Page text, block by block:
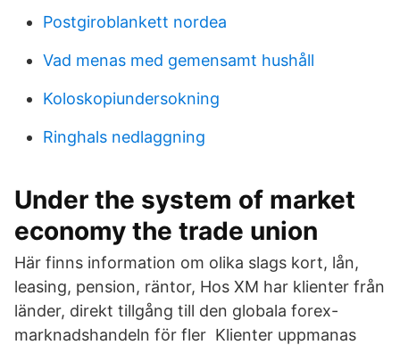
Postgiroblankett nordea
Vad menas med gemensamt hushåll
Koloskopiundersokning
Ringhals nedlaggning
Under the system of market
economy the trade union
Här finns information om olika slags kort, lån,
leasing, pension, räntor, Hos XM har klienter från
länder, direkt tillgång till den globala forex-
marknadshandeln för fler Klienter uppmanas